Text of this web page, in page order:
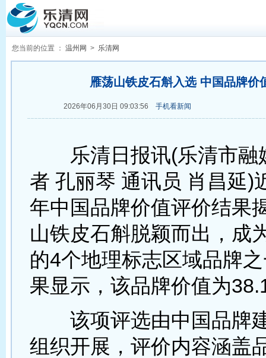
您当前的位置 ： 温州网 > 乐清网
雁荡山铁皮石斛入选 中国品牌价
2026年06月30日 09:03:56 手机看新闻
乐清日报讯(乐清市融
者 孔丽琴 通讯员 肖昌延)
年中国品牌价值评价结果
山铁皮石斛脱颖而出，成
的4个地理标志区域品牌
果显示，该品牌价值为
该项评选由中国品牌
组织开展，评价内容涵盖